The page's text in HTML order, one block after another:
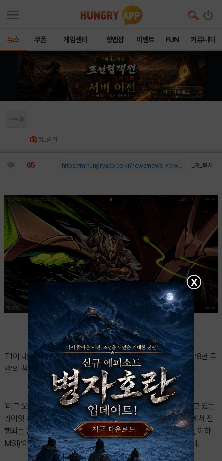
뉴스 쿠폰 게임센터 헝앱샵 이벤트 FUN 커뮤니티
헝그리앱
65 URL복사
https://m.hungryapp.co.kr/news/news_view.php?durl=YmNvZGU9b...
T1이 대전광역시에서 열리는 2026 미드 시즌 인비테이셔널에서 ‘8년 무
관’의 설움을 털기 위해 출격한다.
‘리그 오브 레전드(League of Legends; LoL)’를 개발, 서비스하고 있는
라이엇 게임즈는 대전광역시 유성구 대전컨벤션센터 제2 전시장에서 진
행되는 2026 ‘미드 시즌 인비테이셔널(Mid-Season Invitational, 이하
MSI)’이 28일(일) T1과 팀 리퀴드의 대결로 막을 올린다고 밝혔다.
X